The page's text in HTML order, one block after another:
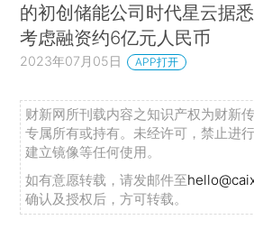
的初创储能公司时代星云据悉
考虑融资约6亿元人民币
2023年07月05日 APP打开
财新网所刊载内容之知识产权为财新
专属所有或持有。未经许可，禁止进
建立镜像等任何使用。
如有意愿转载，请发邮件至
确认及授权后，方可转载。